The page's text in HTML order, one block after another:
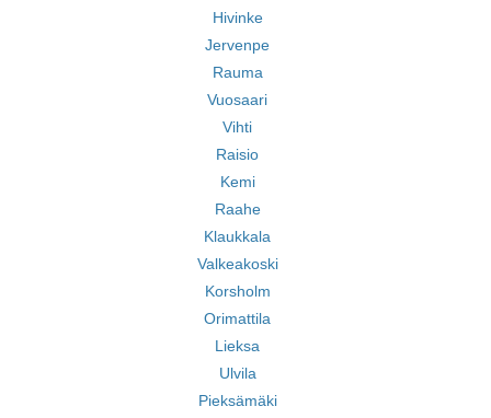
Hivinke
Jervenpe
Rauma
Vuosaari
Vihti
Raisio
Kemi
Raahe
Klaukkala
Valkeakoski
Korsholm
Orimattila
Lieksa
Ulvila
Pieksämäki